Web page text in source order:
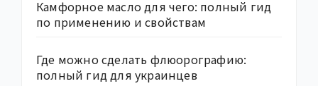
Камфорное масло для чего: полный гид
по применению и свойствам
Где можно сделать флюорографию:
полный гид для украинцев